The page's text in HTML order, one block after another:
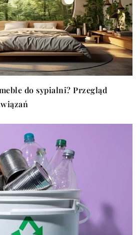
do sypialni? Przegląd